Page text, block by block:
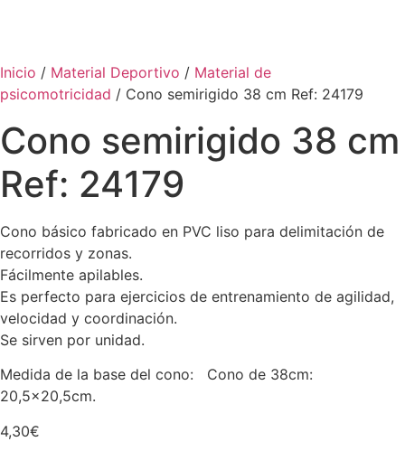
Inicio / Material Deportivo / Material de
psicomotricidad / Cono semirigido 38 cm Ref: 24179
Cono semirigido 38 cm
Ref: 24179
Cono básico fabricado en PVC liso para delimitación de
recorridos y zonas.
Fácilmente apilables.
Es perfecto para ejercicios de entrenamiento de agilidad,
velocidad y coordinación.
Se sirven por unidad.
Medida de la base del cono: Cono de 38cm:
20,5×20,5cm.
4,30€